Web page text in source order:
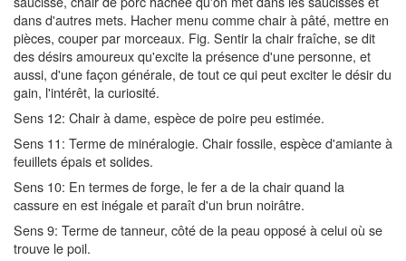
dans d'autres mets. Hacher menu comme chair à pâté, mettre en
pièces, couper par morceaux. Fig. Sentir la chair fraîche, se dit
des désirs amoureux qu'excite la présence d'une personne, et
aussi, d'une façon générale, de tout ce qui peut exciter le désir du
gain, l'intérêt, la curiosité.
Sens 12: Chair à dame, espèce de poire peu estimée.
Sens 11: Terme de minéralogie. Chair fossile, espèce d'amiante à
feuillets épais et solides.
Sens 10: En termes de forge, le fer a de la chair quand la
cassure en est inégale et paraît d'un brun noirâtre.
Sens 9: Terme de tanneur, côté de la peau opposé à celui où se
trouve le poil.